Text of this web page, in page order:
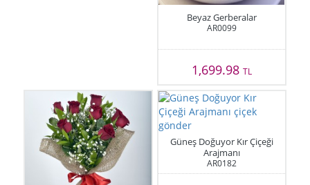
Beyaz Gerberalar
AR0099
1,699.98 TL
Güneş Doğuyor Kır Çiçeği
Arajmanı
AR0182